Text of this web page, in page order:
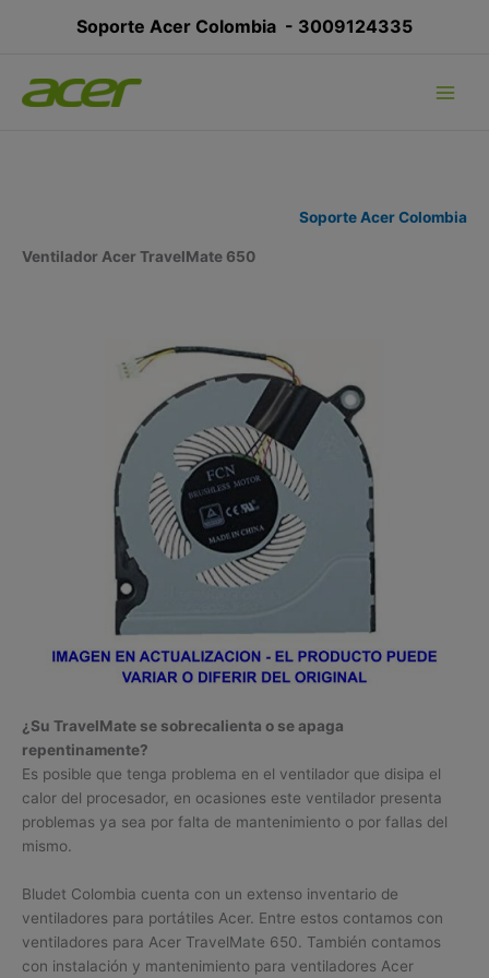
Soporte Acer Colombia - 3009124335
Soporte Acer Colombia
Ventilador Acer TravelMate 650
¿Su TravelMate se sobrecalienta o se apaga
repentinamente?
Es posible que tenga problema en el ventilador que disipa el
calor del procesador, en ocasiones este ventilador presenta
problemas ya sea por falta de mantenimiento o por fallas del
mismo.
Bludet Colombia cuenta con un extenso inventario de
ventiladores para portátiles Acer. Entre estos contamos con
ventiladores para Acer TravelMate 650. También contamos
con instalación y mantenimiento para ventiladores Acer